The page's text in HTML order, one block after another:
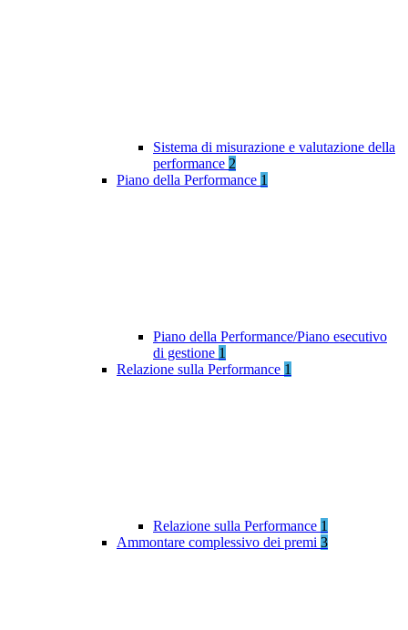
Sistema di misurazione e valutazione della
performance 2
Piano della Performance 1
Piano della Performance/Piano esecutivo
di gestione 1
Relazione sulla Performance 1
Relazione sulla Performance 1
Ammontare complessivo dei premi 3